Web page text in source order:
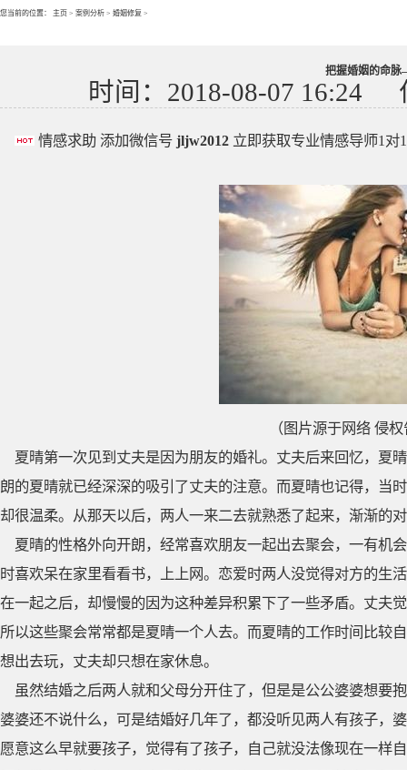
您当前的位置： 主页 > 案例分析 > 婚姻修复 >
把握婚姻的命
时间：2018-08-07 16:24
情感求助 添加微信号 jljw2012 立即获取专业情感导师1对
（图片源于网络 侵
夏晴第一次见到丈夫是因为朋友的婚礼。丈夫后来回忆，夏
朗的夏晴就已经深深的吸引了丈夫的注意。而夏晴也记得，当
却很温柔。从那天以后，两人一来二去就熟悉了起来，渐渐的
夏晴的性格外向开朗，经常喜欢朋友一起出去聚会，一有机
时喜欢呆在家里看看书，上上网。恋爱时两人没觉得对方的生
在一起之后，却慢慢的因为这种差异积累下了一些矛盾。丈夫
所以这些聚会常常都是夏晴一个人去。而夏晴的工作时间比较
想出去玩，丈夫却只想在家休息。
虽然结婚之后两人就和父母分开住了，但是是公公婆婆想要
婆婆还不说什么，可是结婚好几年了，都没听见两人有孩子，
愿意这么早就要孩子，觉得有了孩子，自己就没法像现在一样